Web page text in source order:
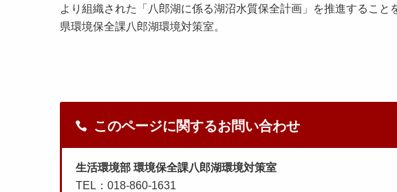
より組織された「八郎湖に係る湖沼水質保全計画」を推進するこ
県環境保全課八郎湖環境対策室。
このページに関するお問い合わせ
生活環境部 環境保全課八郎湖環境対策室
TEL：018-860-1631